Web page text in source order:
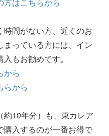
時間がない方、近くのお
まっている方には、イン
もお勧めです。
から
らから
約10年分）も、東カレア
購入するのが一番お得で